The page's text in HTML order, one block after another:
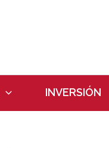
INVERSIÓN